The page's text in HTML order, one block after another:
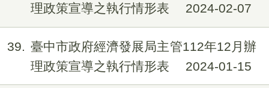
理政策宣導之執行情形表
2024-02-07
39
臺中市政府經濟發展局主管112年12月辦
理政策宣導之執行情形表
2024-01-15